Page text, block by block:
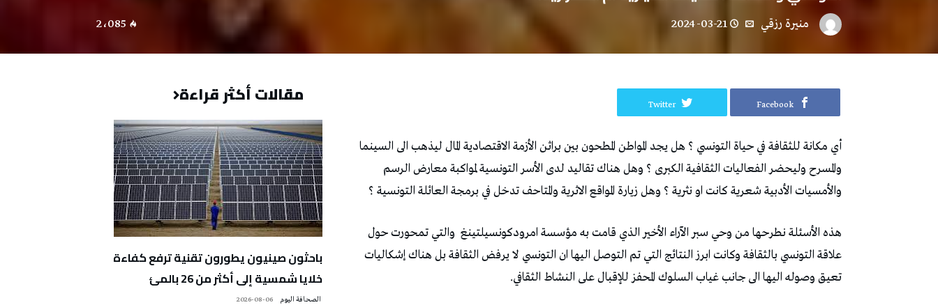
منيرة‭ ‬رزقي 2024-03-21 2٬085
Facebook
Twitter
أي مكانة للثقافة في حياة التونسي ؟ هل يجد المواطن المطحون بين براثن الأزمة الاقتصادية المال ليذهب الى السينما
والمسرح وليحضر الفعاليات الثقافية الكبرى ؟ وهل هناك تقاليد لدى الأسر التونسية لمواكبة معارض الرسم
والأمسيات الأدبية شعرية كانت او نثرية ؟ وهل زيارة المواقع الاثرية والمتاحف تدخل في برمجة العائلة التونسية ؟
هذه الأسئلة نطرحها من وحي سبر الآراء الأخير الذي قامت به مؤسسة امرودكونسيلتينغ والتي تمحورت حول
علاقة التونسي بالثقافة وكانت ابرز النتائج التي تم التوصل اليها ان التونسي لا يرفض الثقافة بل هناك إشكاليات
تعيق وصوله اليها الى جانب غياب السلوك المحفز للإقبال على النشاط الثقافي.
مقالات أكثر قراءة
باحثون صينيون يطورون تقنية ترفع كفاءة
خلايا شمسية إلى أكثر من 26 بالمئ
2026-08-06